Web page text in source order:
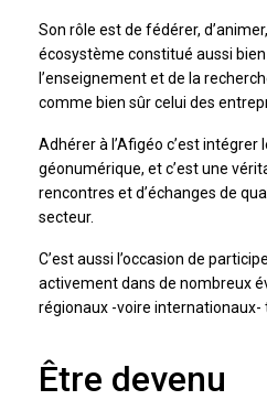
Son rôle est de fédérer,
écosystème constitué aussi
l’enseignement et de la
comme bien sûr celui des
Adhérer à l’Afigéo c’est
géonumérique, et c’est une
rencontres et d’échanges de
secteur.
C’est aussi l’occasion de
activement dans de nombreux
régionaux -voire internationaux-
Être devenu